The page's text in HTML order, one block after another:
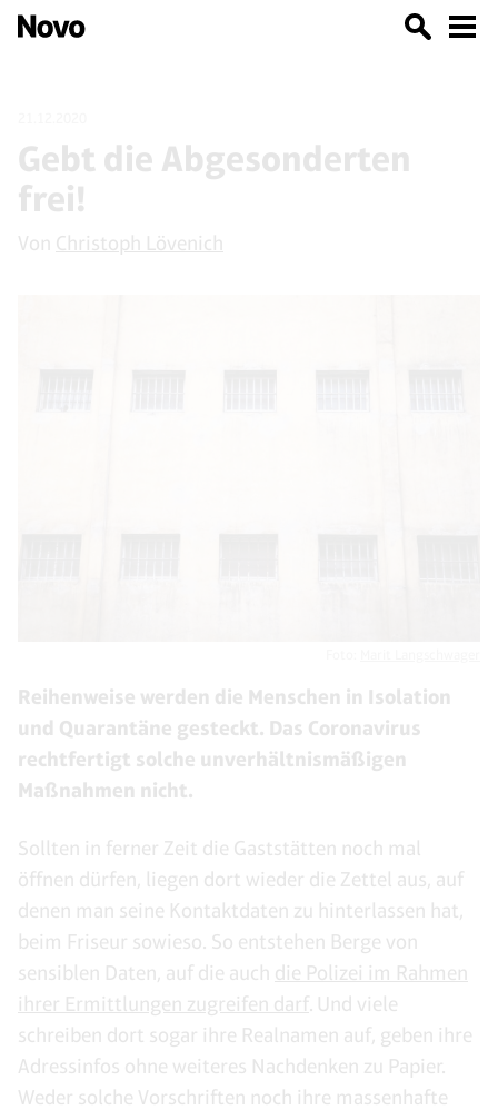
Gebt die Abgesonderten
frei!
Von Christoph Lövenich
Reihenweise werden die Menschen in Isolation
und Quarantäne gesteckt. Das Coronavirus
rechtfertigt solche unverhältnismäßigen
Maßnahmen nicht.
Sollten in ferner Zeit die Gaststätten noch mal
öffnen dürfen, liegen dort wieder die Zettel aus, auf
denen man seine Kontaktdaten zu hinterlassen hat,
beim Friseur sowieso. So entstehen Berge von
sensiblen Daten, auf die auch die Polizei im Rahmen
ihrer Ermittlungen zugreifen darf
. Und viele
schreiben dort sogar ihre Realnamen auf, geben ihre
Adressinfos ohne weiteres Nachdenken zu Papier.
Weder solche Vorschriften noch ihre massenhafte